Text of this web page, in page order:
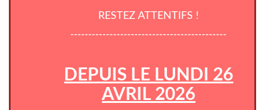
RESTEZ ATTENTIFS !
--------------------------------------------
DEPUIS LE LUNDI 26
AVRIL 2026